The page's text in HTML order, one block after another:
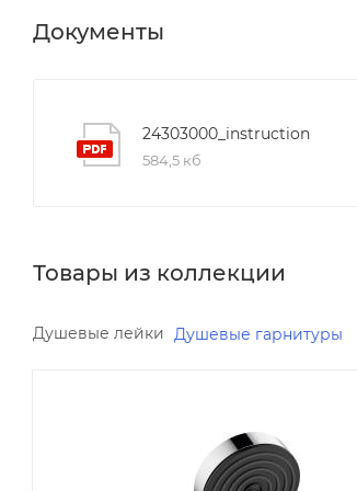
Документы
24303000_instruction
584,5 кб
Товары из коллекции
Душевые лейки Душевые гарнитуры